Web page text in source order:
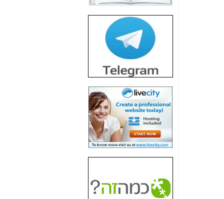
הדומה לזו של "תיק
4000" אך בתחום
הסלולר -
חשיפת מה שלא
רוצים שתדעו בעניין
פריסת אנלימיטד
(בניחוח בלתי נסבל) -
כאן
חשיפה: איוב קרא
אישר לקבוצת סלקום
בדיוק מה שביבי אישר
כאן
האם השר איוב קרא
היה צריך בכלל לחתום
על האישור, שנתן
האם ביבי וקרא קבלו
בכלל תמורה עבור